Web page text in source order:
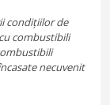
condițiilor de
combustibili
necuvenit